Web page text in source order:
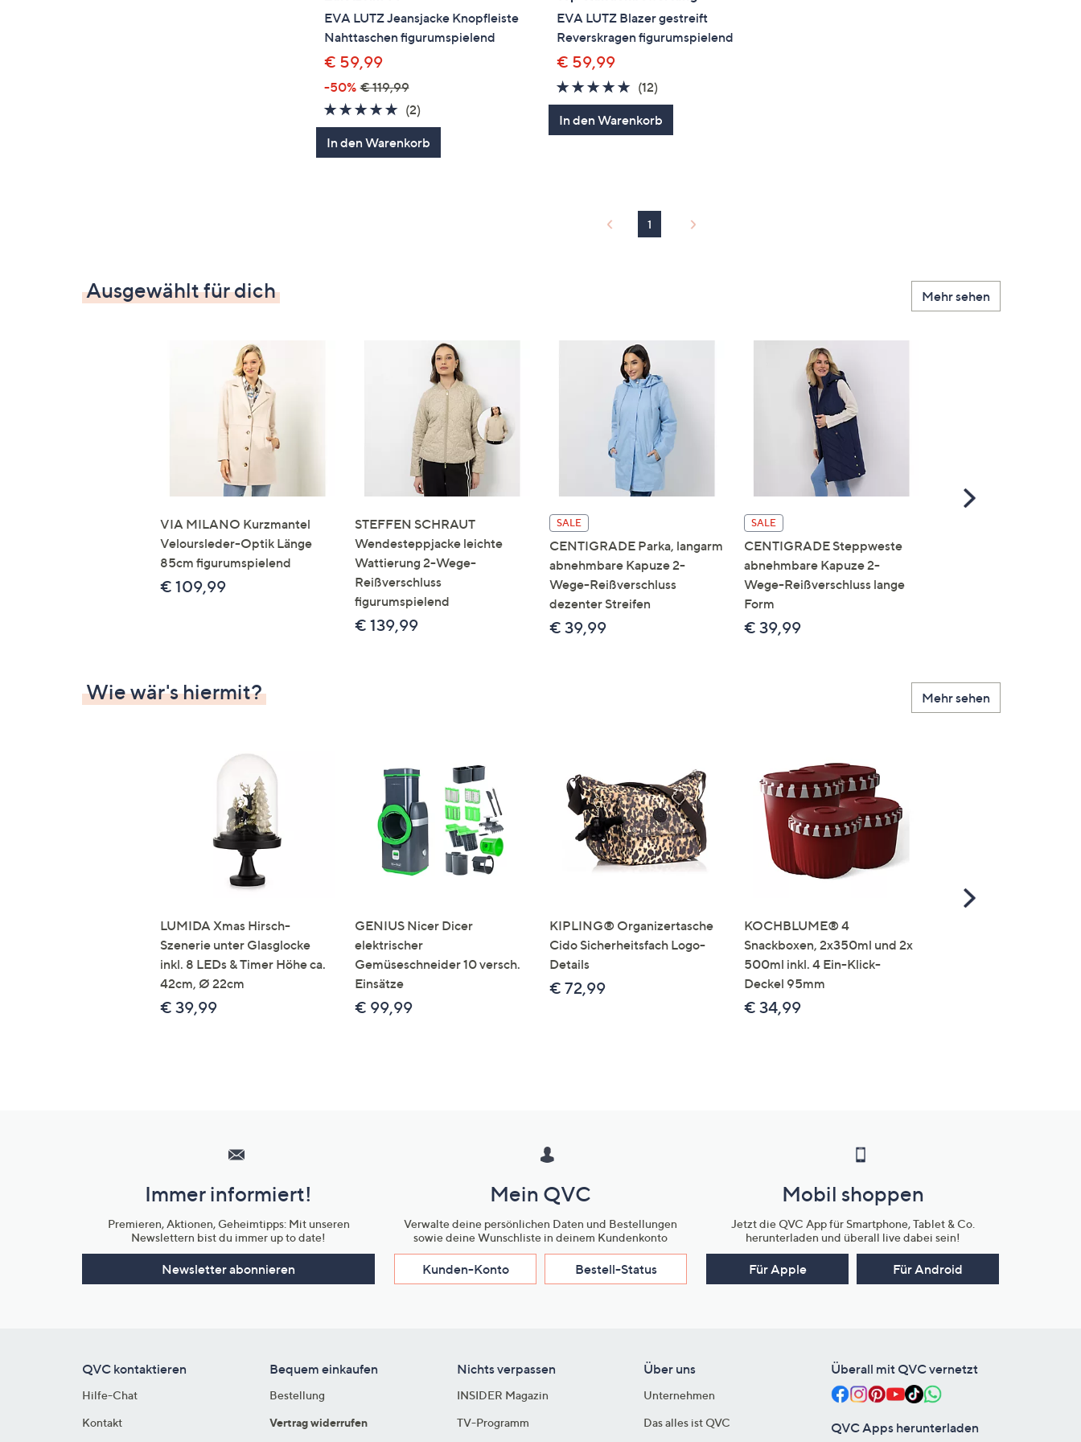
EVA LUTZ Jeansjacke Knopfleiste
Nahttaschen figurumspielend
€ 59,99
-50% € 119,99
5.0
von
5
(2)2
Bewertungen
In den Warenkorb
EVA LUTZ Blazer gestreift
Reverskragen figurumspielend
€ 59,99
4.8
von
5
(12)
Bewertungen
In den Warenkorb
1
Ausgewählt für dich Mehr sehen
VIA MILANO Kurzmantel
Veloursleder-Optik Länge
85cm figurumspielend
€ 109,99
STEFFEN SCHRAUT
Wendesteppjacke leichte
Wattierung 2-Wege-
Reißverschluss
figurumspielend
€ 139,99
SALE
CENTIGRADE Parka, langarm
abnehmbare Kapuze 2-
Wege-Reißverschluss
dezenter Streifen
€ 39,99
SALE
CENTIGRADE Steppweste
abnehmbare Kapuze 2-
Wege-Reißverschluss lange
Form
€ 39,99
Scroll
Right
Wie wär's hiermit? Mehr sehen
LUMIDA Xmas Hirsch-
Szenerie unter Glasglocke
inkl. 8 LEDs & Timer Höhe ca.
42cm, Ø 22cm
€ 39,99
GENIUS Nicer Dicer
elektrischer
Gemüseschneider 10 versch.
Einsätze
€ 99,99
KIPLING® Organizertasche
Cido Sicherheitsfach Logo-
Details
€ 72,99
KOCHBLUME® 4
Snackboxen, 2x350ml und 2x
500ml inkl. 4 Ein-Klick-
Deckel 95mm
€ 34,99
Scroll
Right
Unternehmensinformationen
Immer informiert!
Premieren, Aktionen, Geheimtipps: Mit unseren
Newslettern bist du immer up to date!
Newsletter abonnieren
Mein QVC
Verwalte deine persönlichen Daten und Bestellungen
sowie deine Wunschliste in deinem Kundenkonto
Kunden-Konto Bestell-Status
Mobil shoppen
Jetzt die QVC App für Smartphone, Tablet & Co.
herunterladen und überall live dabei sein!
Für Apple Für Android
QVC kontaktieren
Hilfe-Chat
Kontakt
Bequem einkaufen
Bestellung
Vertrag widerrufen
Nichts verpassen
INSIDER Magazin
TV-Programm
Über uns
Unternehmen
Das alles ist QVC
Überall mit QVC vernetzt
QVC Apps herunterladen